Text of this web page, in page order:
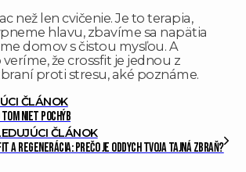
než len cvičenie. Je to terapia,
hlavu, zbavíme sa napätia
domov s čistou mysľou. A
že crossfit je jednou z
proti stresu, aké poznáme.
ČLÁNOK
tom niet pochýb
ČLÁNOK
a regenerácia: Prečo je oddych tvoja tajná zbraň?